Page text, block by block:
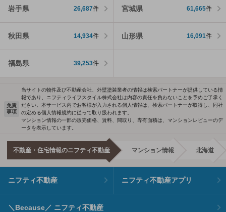
岩手県 26,687件 宮城県 61,665件
秋田県 14,934件 山形県 16,091件
福島県 39,253件
免責
事項
当サイトの物件及び不動産会社、外壁塗装業者の情報は検索パートナーが提供している情
報であり、ニフティライフスタイル株式会社は内容の責任を負わないことを予めご了承く
ださい。本サービス内でお客様が入力される個人情報は、検索パートナーが取得し、同社
の定める個人情報規約に従って取り扱われます。
マンション情報の一部の販売価格、賃料、間取り、専有面積は、マンションレビューのデ
ータを表示しています。
不動産・住宅情報のニフティ不動産 マンション情報 北海道
ニフティ不動産 ニフティ不動産アプリ
＼Because／ ニフティ不動産